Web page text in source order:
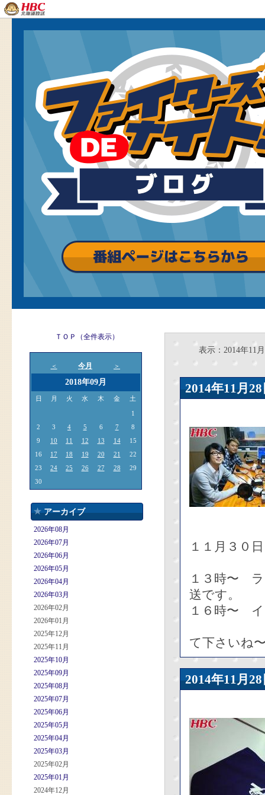
ＴＯＰ（全件表示）
＜ 今月 ＞
2018年09月
日 月 火 水 木 金 土
1
2
3 4 5 6 7
8
9
10 11 12 13 14
15
16
17 18 19 20 21
22
23
24 25 26 27 28
29
30
アーカイブ
2026年08月
2026年07月
2026年06月
2026年05月
2026年04月
2026年03月
2026年02月
2026年01月
2025年12月
2025年11月
2025年10月
2025年09月
2025年08月
2025年07月
2025年06月
2025年05月
2025年04月
2025年03月
2025年02月
2025年01月
2024年12月
表示：2014年11月
2014年11
１１月３０
１３時〜 ラ
送です。
１６時〜 イ
て下さいね
2014年11